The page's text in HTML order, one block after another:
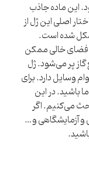
این ماده جاذب
اصلی این ژل از
شده است.
فضای خالی ممکن
گاز پر می‌شود. ژل
وسایل دارد. برای
باشید. در این
می‌کنیم. اگر
و آزمایشگاهی و…